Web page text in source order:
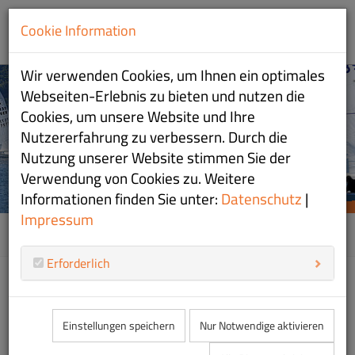
WIR SIND SEGELSPORT
AM CHIEMSEE
WIR SIND SEGELSPORT
AM CHIEMSEE
Cookie Information
Wir verwenden Cookies, um Ihnen ein optimales
Webseiten-Erlebnis zu bieten und nutzen die
Cookies, um unsere Website und Ihre
Nutzererfahrung zu verbessern. Durch die
Nutzung unserer Website stimmen Sie der
Verwendung von Cookies zu. Weitere
Informationen finden Sie unter:Datenschutz|
Impressum
Erforderlich
Einstellungen speichern
Nur Notwendige aktivieren